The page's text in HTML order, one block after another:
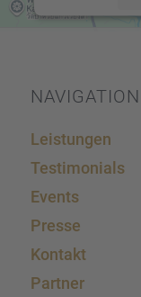
NAVIGA­TION
Leistun­gen
Testi­mo­ni­als
Events
Presse
Kontakt
Partner